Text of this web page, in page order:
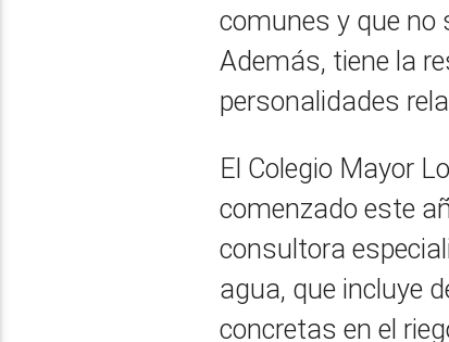
comunes y que no
Además, tiene la
personalidades
El Colegio Mayor
comenzado este
consultora
agua, que incluye
concretas en el